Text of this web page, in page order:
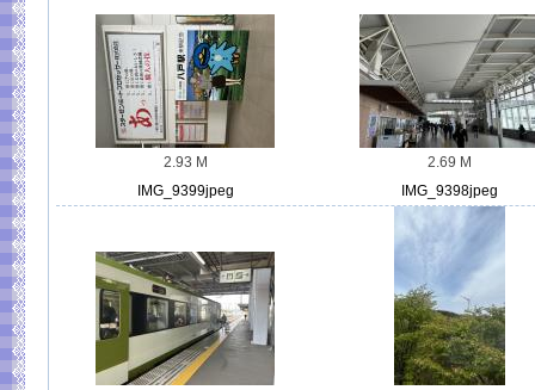
2.93 M
IMG_9399jpeg
2.69 M
IMG_9398jpeg